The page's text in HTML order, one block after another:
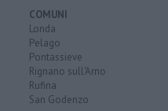
COMUNI
Londa
Pelago
Pontassieve
Rignano sull'Arno
Rufina
San Godenzo